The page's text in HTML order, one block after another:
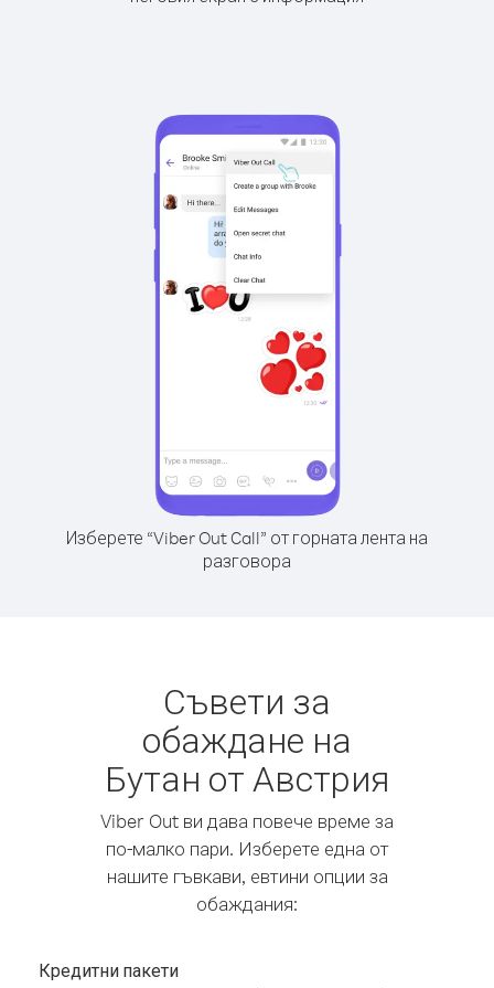
Изберете “Viber Out Call” от горната лента на
разговора
Съвети за
обаждане на
Бутан от Австрия
Viber Out ви дава повече време за
по-малко пари. Изберете една от
нашите гъвкави, евтини опции за
обаждания:
Кредитни пакети